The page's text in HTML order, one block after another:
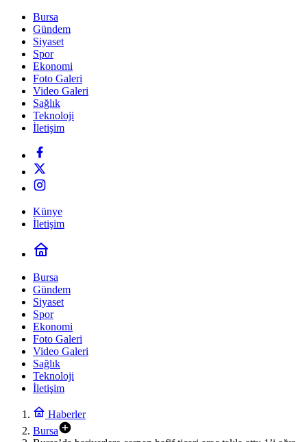
Bursa
Gündem
Siyaset
Spor
Ekonomi
Foto Galeri
Video Galeri
Sağlık
Teknoloji
İletişim
Künye
İletişim
Bursa
Gündem
Siyaset
Spor
Ekonomi
Foto Galeri
Video Galeri
Sağlık
Teknoloji
İletişim
Haberler
Bursa